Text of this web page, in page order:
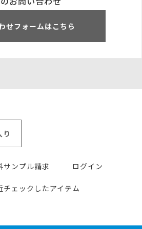
せフォームはこちら
り
サンプル請求 ログイン
チェックしたアイテム